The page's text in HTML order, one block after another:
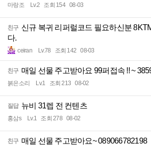
마랑조 Lv.2 조회 154 08-03
친구 신규 복귀 리퍼럴코드 필요하신분
다.
ceiran Lv.78 조회 142 08-03
친구 매일 선물 주고받아요 99퍼접속 !! ~
붉은소리 Lv.1 조회 213 08-02
질답 뉴비 31렙 전 컨텐츠
홍삼s Lv.1 조회 278 08-02
친구 매일 선물 주고받아요~ 089066782198